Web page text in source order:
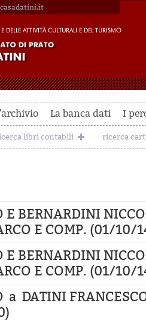
La banca dati I
libri contabili ricerca
E BERNARDINI
E COMP. (01/10/
E BERNARDINI
E COMP. (01/10/
a DATINI